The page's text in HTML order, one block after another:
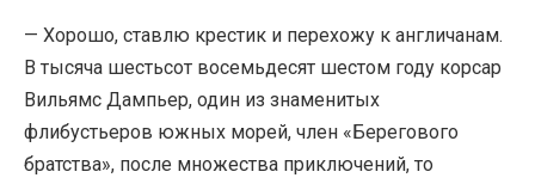
— Хорошо, ставлю крестик и перехожу к англичанам.
В тысяча шестьсот восемьдесят шестом году корсар
Вильямс Дампьер, один из знаменитых
флибустьеров южных морей, член «Берегового
братства», после множества приключений, то